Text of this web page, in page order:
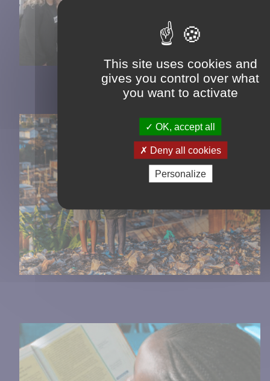
This site uses cookies and
gives you control over what
you want to activate
OK, accept all
Deny all cookies
Personalize